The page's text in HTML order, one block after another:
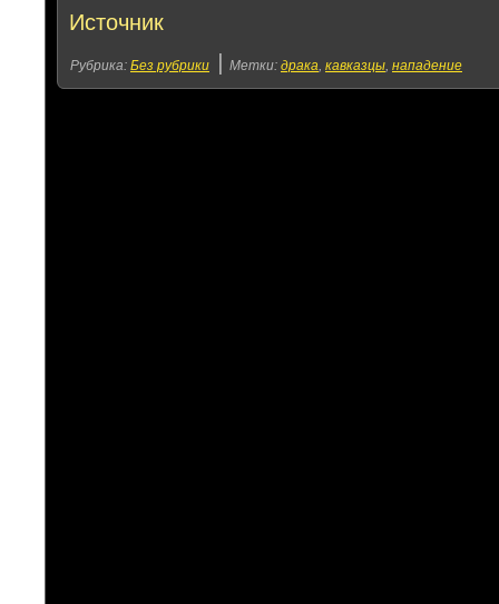
Источник
Рубрика: Без рубрики Метки: драка, кавказцы, нападение